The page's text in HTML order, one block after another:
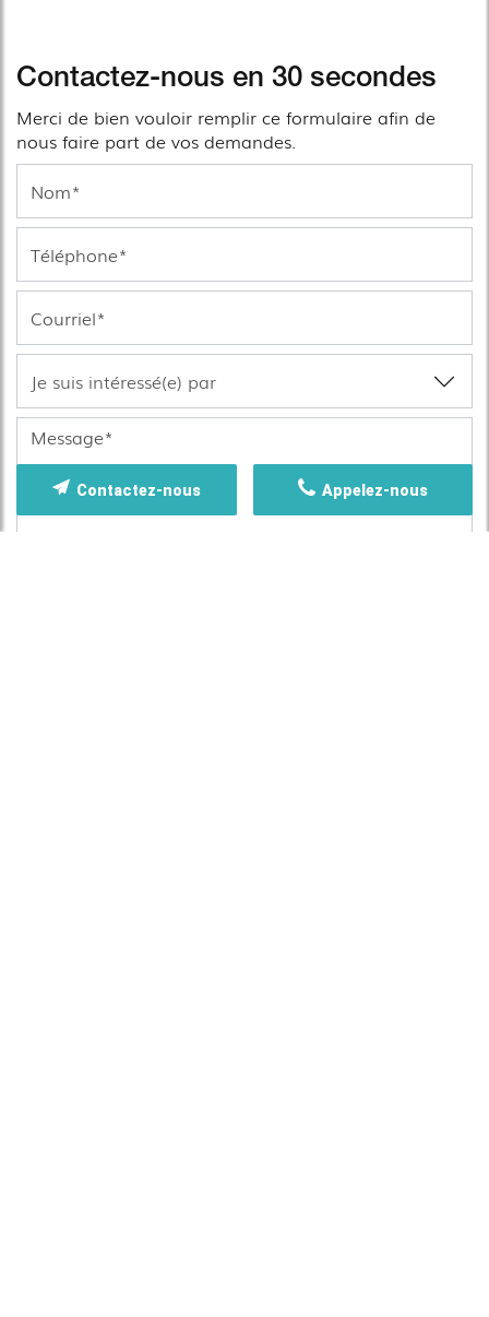
Contactez-nous en 30 secondes
Merci de bien vouloir remplir ce formulaire afin de
nous faire part de vos demandes.
Appelez-nous
Contactez-nous